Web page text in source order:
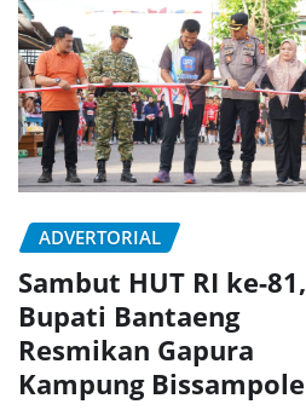
ADVERTORIAL
Sambut HUT RI ke-81,
Bupati Bantaeng
Resmikan Gapura
Kampung Bissampole